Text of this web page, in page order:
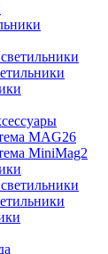
MAG26
MiniMag2